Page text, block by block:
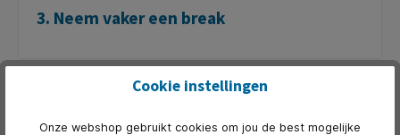
3. Neem vaker een break
Cookie instellingen
Onze webshop gebruikt cookies om jou de best mogelijke